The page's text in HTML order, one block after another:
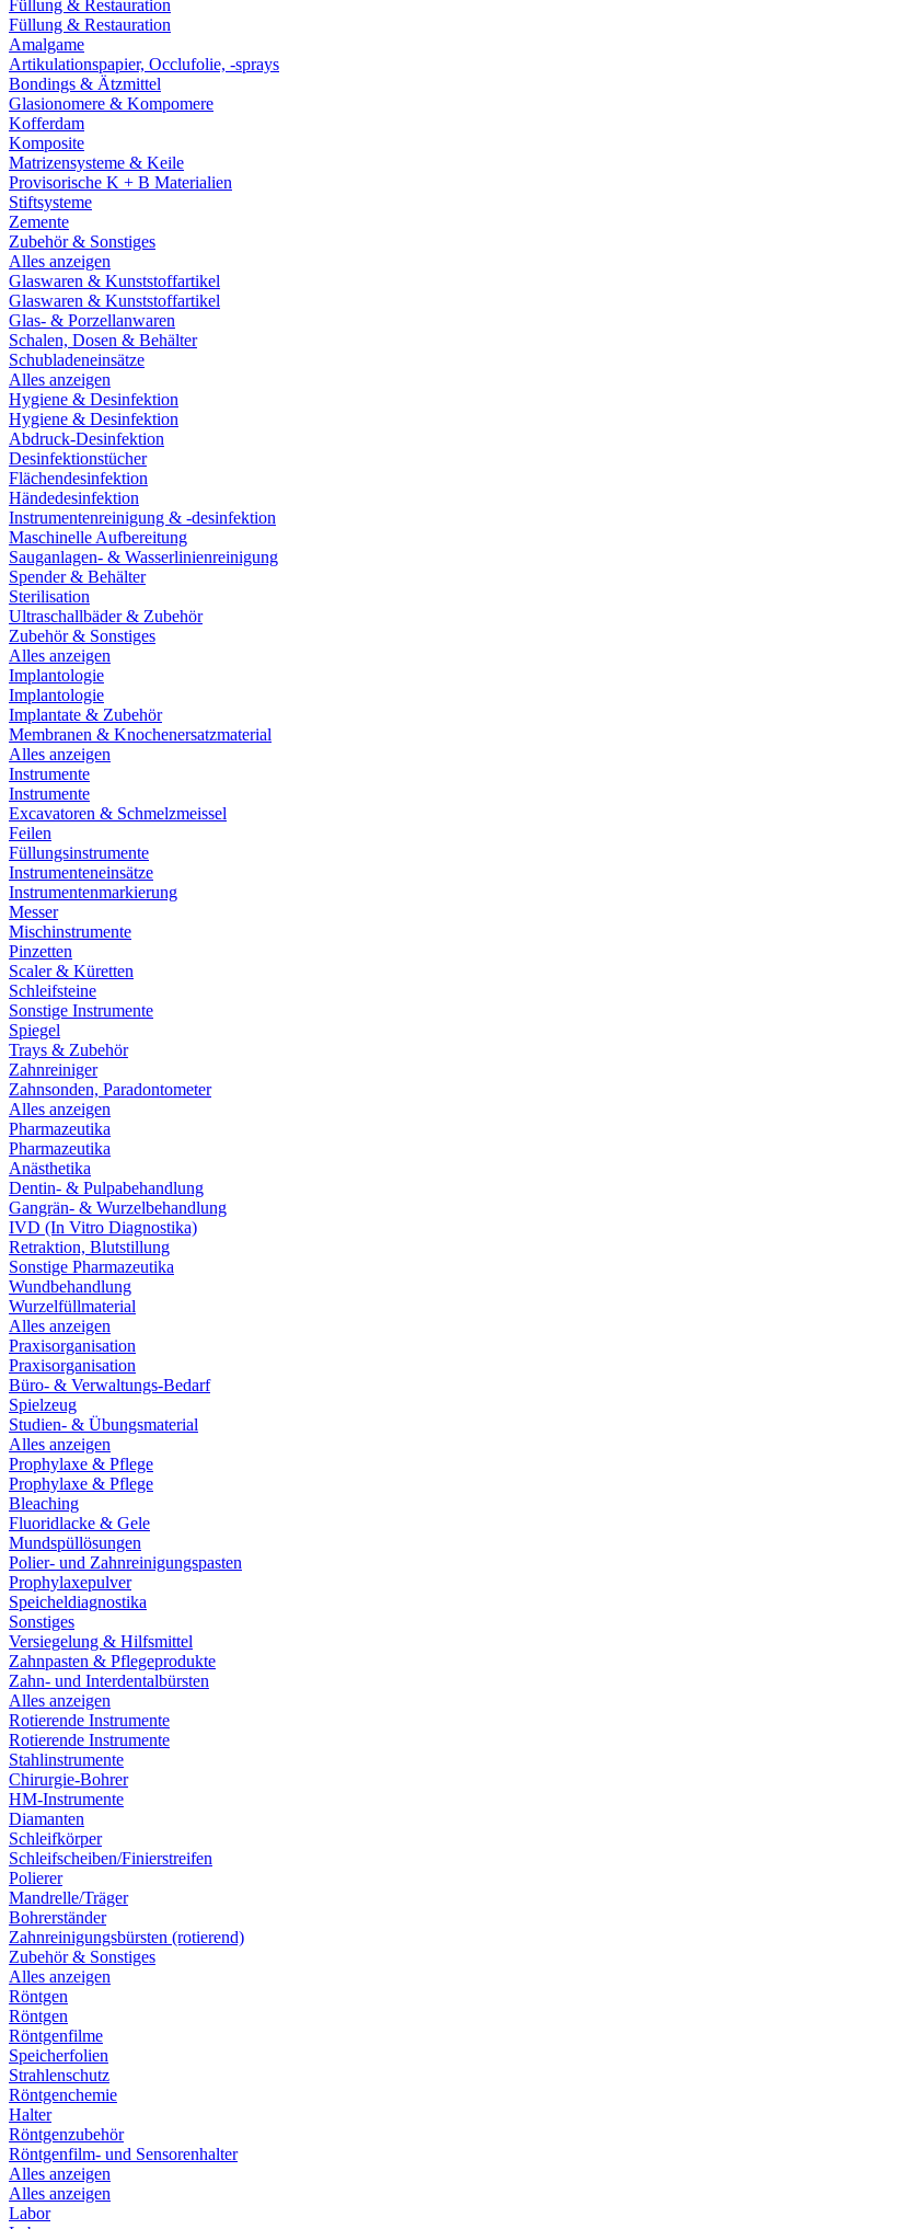
Füllung & Restauration
Füllung & Restauration
Amalgame
Artikulationspapier, Occlufolie, -sprays
Bondings & Ätzmittel
Glasionomere & Kompomere
Kofferdam
Komposite
Matrizensysteme & Keile
Provisorische K + B Materialien
Stiftsysteme
Zemente
Zubehör & Sonstiges
Alles anzeigen
Glaswaren & Kunststoffartikel
Glaswaren & Kunststoffartikel
Glas- & Porzellanwaren
Schalen, Dosen & Behälter
Schubladeneinsätze
Alles anzeigen
Hygiene & Desinfektion
Hygiene & Desinfektion
Abdruck-Desinfektion
Desinfektionstücher
Flächendesinfektion
Händedesinfektion
Instrumentenreinigung & -desinfektion
Maschinelle Aufbereitung
Sauganlagen- & Wasserlinienreinigung
Spender & Behälter
Sterilisation
Ultraschallbäder & Zubehör
Zubehör & Sonstiges
Alles anzeigen
Implantologie
Implantologie
Implantate & Zubehör
Membranen & Knochenersatzmaterial
Alles anzeigen
Instrumente
Instrumente
Excavatoren & Schmelzmeissel
Feilen
Füllungsinstrumente
Instrumenteneinsätze
Instrumentenmarkierung
Messer
Mischinstrumente
Pinzetten
Scaler & Küretten
Schleifsteine
Sonstige Instrumente
Spiegel
Trays & Zubehör
Zahnreiniger
Zahnsonden, Paradontometer
Alles anzeigen
Pharmazeutika
Pharmazeutika
Anästhetika
Dentin- & Pulpabehandlung
Gangrän- & Wurzelbehandlung
IVD (In Vitro Diagnostika)
Retraktion, Blutstillung
Sonstige Pharmazeutika
Wundbehandlung
Wurzelfüllmaterial
Alles anzeigen
Praxisorganisation
Praxisorganisation
Büro- & Verwaltungs-Bedarf
Spielzeug
Studien- & Übungsmaterial
Alles anzeigen
Prophylaxe & Pflege
Prophylaxe & Pflege
Bleaching
Fluoridlacke & Gele
Mundspüllösungen
Polier- und Zahnreinigungspasten
Prophylaxepulver
Speicheldiagnostika
Sonstiges
Versiegelung & Hilfsmittel
Zahnpasten & Pflegeprodukte
Zahn- und Interdentalbürsten
Alles anzeigen
Rotierende Instrumente
Rotierende Instrumente
Stahlinstrumente
Chirurgie-Bohrer
HM-Instrumente
Diamanten
Schleifkörper
Schleifscheiben/Finierstreifen
Polierer
Mandrelle/Träger
Bohrerständer
Zahnreinigungsbürsten (rotierend)
Zubehör & Sonstiges
Alles anzeigen
Röntgen
Röntgen
Röntgenfilme
Speicherfolien
Strahlenschutz
Röntgenchemie
Halter
Röntgenzubehör
Röntgenfilm- und Sensorenhalter
Alles anzeigen
Alles anzeigen
Labor